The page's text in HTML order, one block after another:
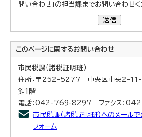
問い合わせ」の担当課までお問い合わせく
送信
このページに関するお問い合わせ
市民税課（諸税証明班）
住所：〒252-5277 中央区中央2-
館1階
電話：042-769-8297 ファクス：
市民税課（諸税証明班）へのメール
フォーム